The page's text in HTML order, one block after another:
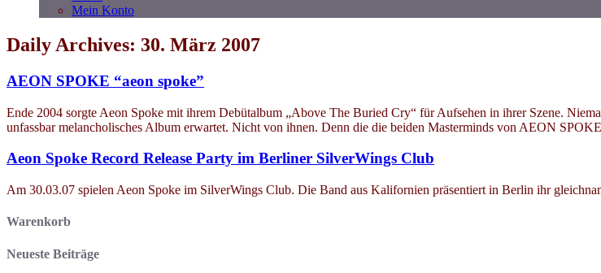
Mein Konto
Daily Archives: 30. März 2007
AEON SPOKE “aeon spoke”
Ende 2004 sorgte Aeon Spoke mit ihrem Debütalbum „Above The Buried Cry“ für Aufsehen in ihrer Szene.
unfassbar melancholisches Album erwartet. Nicht von ihnen. Denn die die beiden Masterminds von AEON
Aeon Spoke Record Release Party im Berliner SilverWings Club
Am 30.03.07 spielen Aeon Spoke im SilverWings Club. Die Band aus Kalifornien präsentiert in Berlin ihr
Warenkorb
Neueste Beiträge